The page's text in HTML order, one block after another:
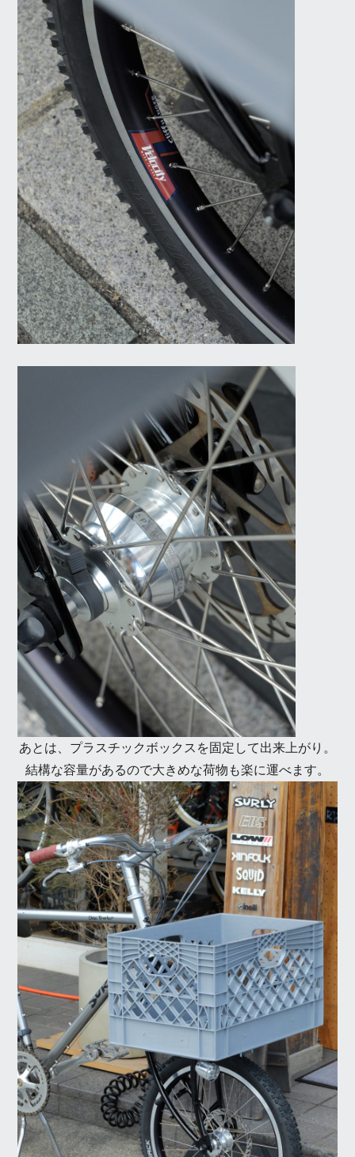
あとは、プラスチックボックスを固定して出来上がり。
結構な容量があるので大きめな荷物も楽に運べます。